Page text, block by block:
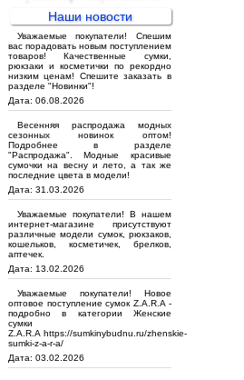
Наши новости
Уважаемые покупатели! Спешим
вас порадовать новым поступлением
товаров! Качественные сумки,
рюкзаки и косметички по рекордно
низким ценам! Спешите заказать в
разделе "Новинки"!
Дата: 06.08.2026
Весенняя распродажа модных
сезонных новинок оптом!
Подробнее в разделе
"Распродажа". Модные красивые
сумочки на весну и лето, а так же
последние цвета в модели!
Дата: 31.03.2026
Уважаемые покупатели! В нашем
интернет-магазине присутствуют
различные модели сумок, рюкзаков,
кошельков, косметичек, брелков,
аптечек.
Дата: 13.02.2026
Уважаемые покупатели! Новое
оптовое поступление сумок Z.A.R.A -
подробно в категории Женские
сумки
Z.A.R.A https://sumkinybudnu.ru/zhenskie-
sumki-z-a-r-a/
Дата: 03.02.2026